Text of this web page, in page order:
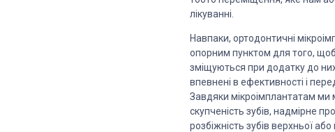
лікуванні.
Навпаки, ортодонтичні
опорним пунктом для того,
зміщуються при додатку до
впевнені в ефективності і
Завдяки мікроімплантатам
скупченість зубів, надмірне
розбіжність зубів верхньої